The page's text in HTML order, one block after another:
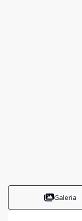
Galeria